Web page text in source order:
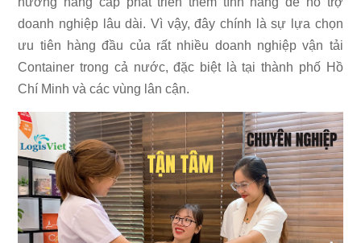
doanh nghiệp lâu dài. Vì vậy, đây chính là sự lựa chọn
ưu tiên hàng đầu của rất nhiều doanh nghiệp vận tải
Container trong cả nước, đặc biệt là tại thành phố Hồ
Chí Minh và các vùng lân cận.